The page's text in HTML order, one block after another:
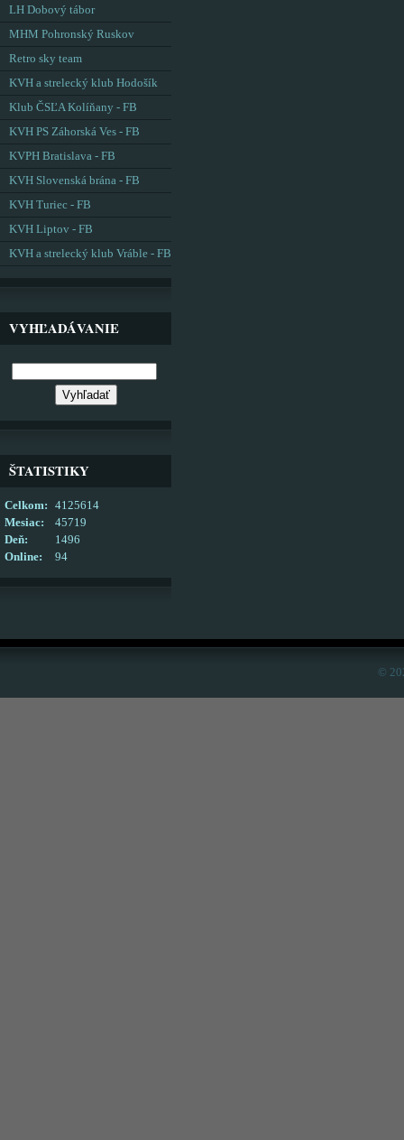
LH Dobový tábor
MHM Pohronský Ruskov
Retro sky team
KVH a strelecký klub Hodošík
Klub ČSĽA Kolíňany - FB
KVH PS Záhorská Ves - FB
KVPH Bratislava - FB
KVH Slovenská brána - FB
KVH Turiec - FB
KVH Liptov - FB
KVH a strelecký klub Vráble - FB
VYHĽADÁVANIE
ŠTATISTIKY
Online: 94
Celkom:
4125614
Mesiac:
45719
Deň:
1496
©